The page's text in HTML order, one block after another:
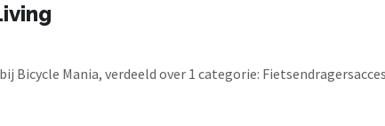
Mania, verdeeld over 1 categorie: